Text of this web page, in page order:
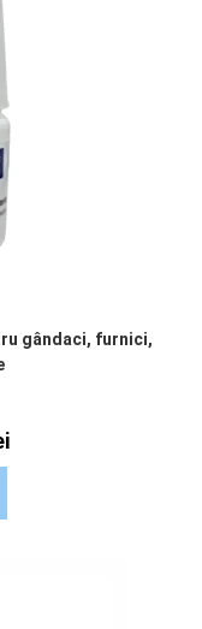
gândaci, furnici,